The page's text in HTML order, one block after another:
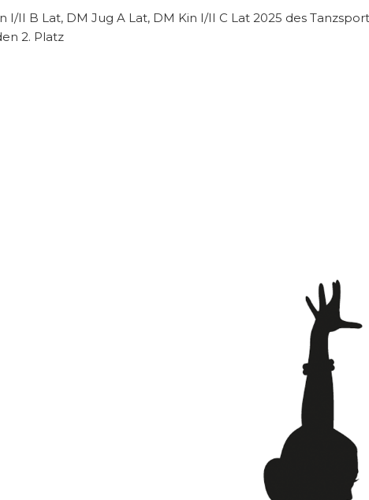
II B Lat, DM Jug A Lat, DM Kin I/II C Lat 2025 des
2. Platz